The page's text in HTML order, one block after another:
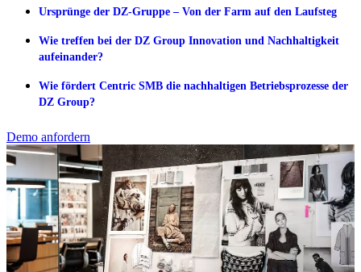
Ursprünge der DZ-Gruppe – Von der Farm auf den Laufsteg
Wie treffen bei der DZ Group Innovation und Nachhaltigkeit
aufeinander?
Wie fördert Centric SMB die nachhaltigen Betriebsprozesse der
DZ Group?
Demo anfordern